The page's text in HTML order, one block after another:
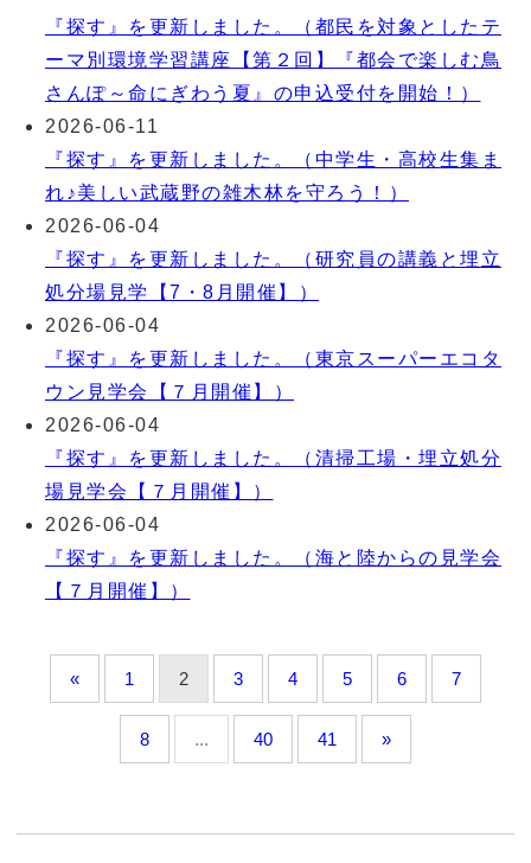
『探す』を更新しました。（都民を対象としたテ
ーマ別環境学習講座【第２回】『都会で楽しむ鳥
さんぽ～命にぎわう夏』の申込受付を開始！）
2026-06-11
『探す』を更新しました。（中学生・高校生集ま
れ♪美しい武蔵野の雑木林を守ろう！）
2026-06-04
『探す』を更新しました。（研究員の講義と埋立
処分場見学【7・8月開催】）
2026-06-04
『探す』を更新しました。（東京スーパーエコタ
ウン見学会【７月開催】）
2026-06-04
『探す』を更新しました。（清掃工場・埋立処分
場見学会【７月開催】）
2026-06-04
『探す』を更新しました。（海と陸からの見学会
【７月開催】）
« 1 2 3 4 5 6 7
8 ... 40 41 »